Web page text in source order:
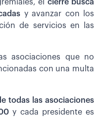
el cierre busca
y avanzar con los
de servicios en las
asociaciones que no
con una multa
todas las asociaciones
y cada presidente es